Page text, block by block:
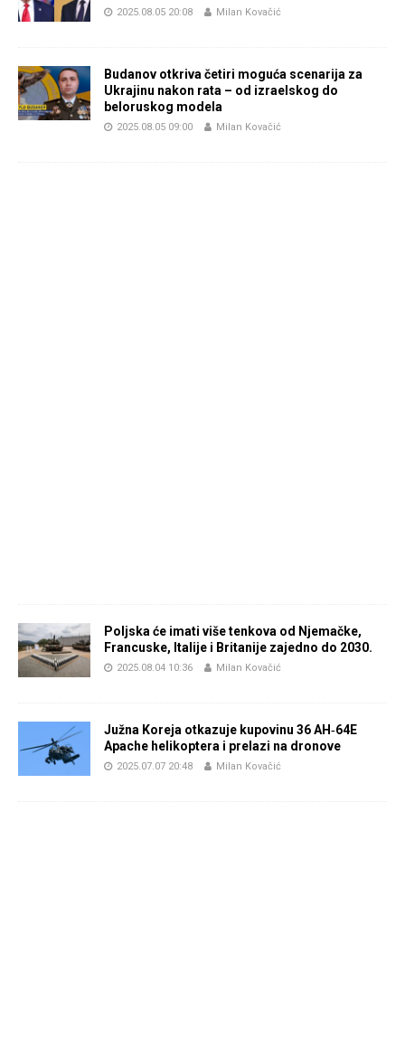
2025.08.05 20:08 Milan Kovačić
Budanov otkriva četiri moguća scenarija za
Ukrajinu nakon rata – od izraelskog do
beloruskog modela
2025.08.05 09:00 Milan Kovačić
Poljska će imati više tenkova od Njemačke,
Francuske, Italije i Britanije zajedno do 2030.
2025.08.04 10:36 Milan Kovačić
Južna Koreja otkazuje kupovinu 36 AH‑64E
Apache helikoptera i prelazi na dronove
2025.07.07 20:48 Milan Kovačić